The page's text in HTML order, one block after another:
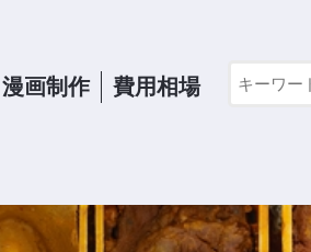
漫画制作 費用相場